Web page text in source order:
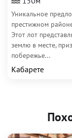
Уникальное
престижном
Этот лот
землю в месте,
побережье...
Кабарете